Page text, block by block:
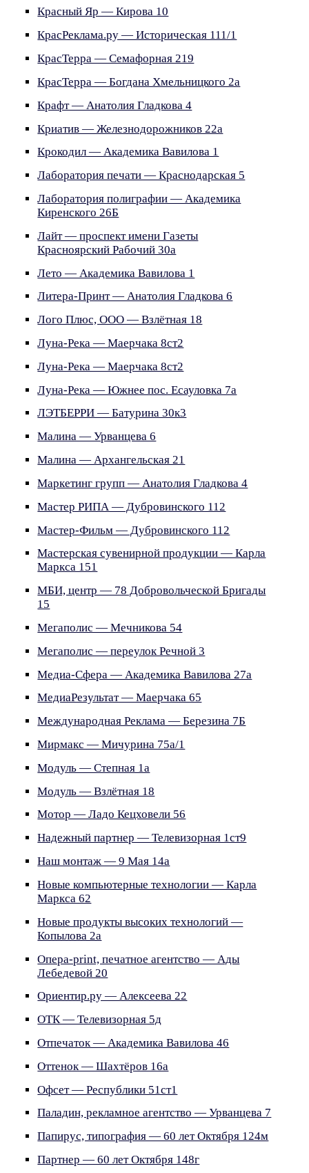
Красный Яр — Кирова 10
КрасРеклама.ру — Историческая 111/1
КрасТерра — Семафорная 219
КрасТерра — Богдана Хмельницкого 2а
Крафт — Анатолия Гладкова 4
Криатив — Железнодорожников 22а
Крокодил — Академика Вавилова 1
Лаборатория печати — Краснодарская 5
Лаборатория полиграфии — Академика
Киренского 26Б
Лайт — проспект имени Газеты
Красноярский Рабочий 30а
Лето — Академика Вавилова 1
Литера-Принт — Анатолия Гладкова 6
Лого Плюс, ООО — Взлётная 18
Луна-Река — Маерчака 8ст2
Луна-Река — Маерчака 8ст2
Луна-Река — Южнее пос. Есауловка 7а
ЛЭТБЕРРИ — Батурина 30к3
Малина — Урванцева 6
Малина — Архангельская 21
Маркетинг групп — Анатолия Гладкова 4
Мастер РИПА — Дубровинского 112
Мастер-Фильм — Дубровинского 112
Мастерская сувенирной продукции — Карла
Маркса 151
МБИ, центр — 78 Добровольческой Бригады
15
Мегаполис — Мечникова 54
Мегаполис — переулок Речной 3
Медиа-Сфера — Академика Вавилова 27а
МедиаРезультат — Маерчака 65
Международная Реклама — Березина 7Б
Мирмакс — Мичурина 75а/1
Модуль — Степная 1а
Модуль — Взлётная 18
Мотор — Ладо Кецховели 56
Надежный партнер — Телевизорная 1ст9
Наш монтаж — 9 Мая 14а
Новые компьютерные технологии — Карла
Маркса 62
Новые продукты высоких технологий —
Копылова 2а
Опера-print, печатное агентство — Ады
Лебедевой 20
Ориентир.ру — Алексеева 22
ОТК — Телевизорная 5д
Отпечаток — Академика Вавилова 46
Оттенок — Шахтёров 16а
Офсет — Республики 51ст1
Паладин, рекламное агентство — Урванцева 7
Папирус, типография — 60 лет Октября 124м
Партнер — 60 лет Октября 148г